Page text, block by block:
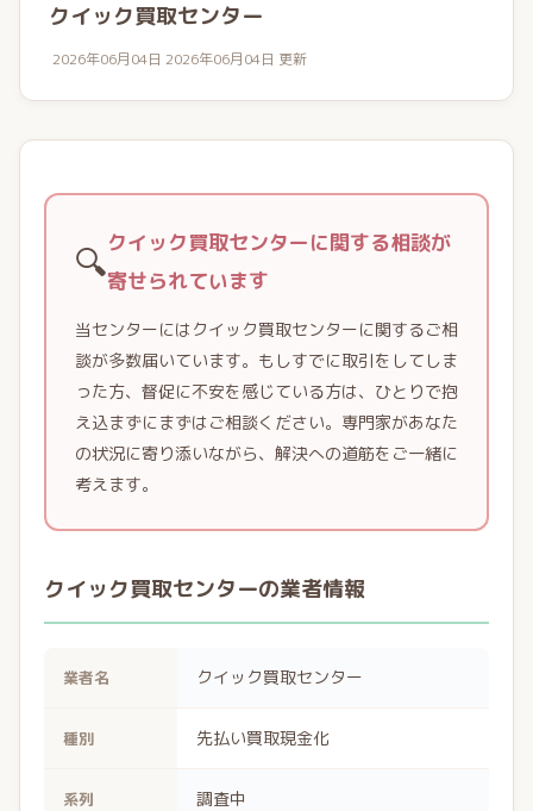
クイック買取センター
2026年06月04日 2026年06月04日 更新
🔍クイック買取センターに関する相談が
寄せられています
当センターにはクイック買取センターに関するご相
談が多数届いています。もしすでに取引をしてしま
った方、督促に不安を感じている方は、ひとりで抱
え込まずにまずはご相談ください。専門家があなた
の状況に寄り添いながら、解決への道筋をご一緒に
考えます。
クイック買取センターの業者情報
業者名 クイック買取センター
種別 先払い買取現金化
系列 調査中